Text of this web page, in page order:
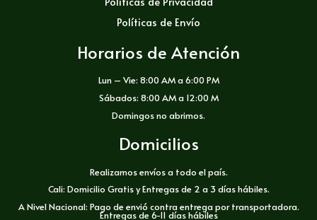
Políticas de Envío
Horarios de Atención
Lun – Vie: 8:00 AM a 6:00 PM
Sábados: 8:00 AM a 12:00 M
Domingos no abrimos.
Domicilios
Realizamos envíos a todo el país.
Cali: Domicilio Gratis y Entregas de 2 a 3 días hábiles.
A Nivel Nacional: Pago de envió contra entrega por transportadora.
Entregas de 6-11 días hábiles